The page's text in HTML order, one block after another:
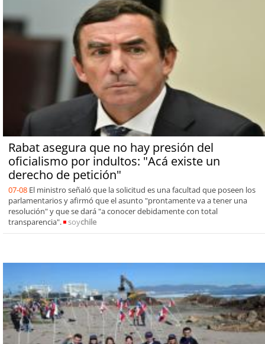
Rabat asegura que no hay presión del
oficialismo por indultos: "Acá existe un
derecho de petición"
07-08 El ministro señaló que la solicitud es una facultad que poseen los
parlamentarios y afirmó que el asunto "prontamente va a tener una
resolución" y que se dará "a conocer debidamente con total
transparencia".
soychile